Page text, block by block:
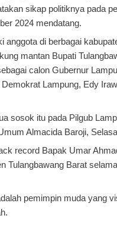
sikap politiknya pada
2024 mendatang.
anggota di berbagai
mantan Bupati
calon Gubernur
Lampung, Edy
sosok itu pada Pilgub
Almacida Baroji,
record Bapak Umar
Tulangbawang Barat
pemimpin muda yang